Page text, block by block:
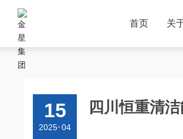
首页 关
15
2025-04
四川恒重清